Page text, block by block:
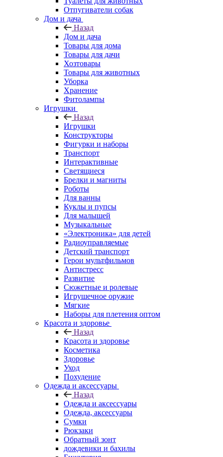
Отпугиватели собак
Дом и дача
Назад
Дом и дача
Товары для дома
Товары для дачи
Хозтовары
Товары для животных
Уборка
Хранение
Фитолампы
Игрушки
Назад
Игрушки
Конструкторы
Фигурки и наборы
Транспорт
Интерактивные
Светящиеся
Брелки и магниты
Роботы
Для ванны
Куклы и пупсы
Для малышей
Музыкальные
«Электроника» для детей
Радиоуправляемые
Детский транспорт
Герои мультфильмов
Антистресс
Развитие
Сюжетные и ролевые
Игрушечное оружие
Мягкие
Наборы для плетения оптом
Красота и здоровье
Назад
Красота и здоровье
Косметика
Здоровье
Уход
Похудение
Одежда и аксессуары
Назад
Одежда и аксессуары
Одежда, аксессуары
Сумки
Рюкзаки
Обратный зонт
дождевики и бахилы